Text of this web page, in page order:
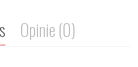
Opinie (0)